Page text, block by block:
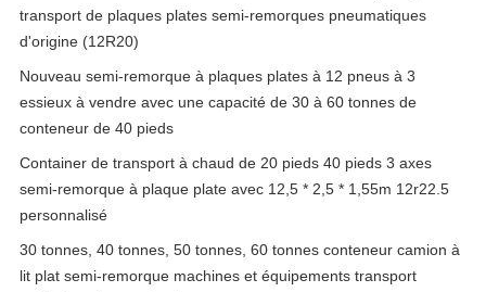
transport de plaques plates semi-remorques pneumatiques
d'origine (12R20)
Nouveau semi-remorque à plaques plates à 12 pneus à 3
essieux à vendre avec une capacité de 30 à 60 tonnes de
conteneur de 40 pieds
Container de transport à chaud de 20 pieds 40 pieds 3 axes
semi-remorque à plaque plate avec 12,5 * 2,5 * 1,55m 12r22.5
personnalisé
30 tonnes, 40 tonnes, 50 tonnes, 60 tonnes conteneur camion à
lit plat semi-remorque machines et équipements transport